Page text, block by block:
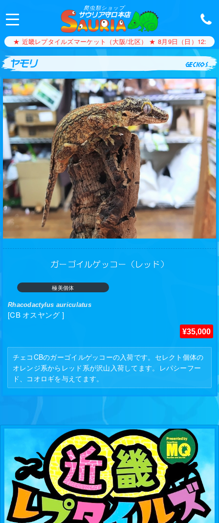
爬虫類ショップ
サウリア守口本店
★ 近畿レプタイルズマーケット（大阪/北区） ★ 8月9日（日）12:00
ヤモリ geckos
ガーゴイルゲッコー（レッド）
極美個体
Rhacodactylus auriculatus
[CB オスヤング ]
¥35,000
チェコCBのガーゴイルゲッコーの入荷です。セレクト個体の
オレンジ系からレッド系が沢山入荷してます。レパシーフー
ド、コオロギを与えてます。